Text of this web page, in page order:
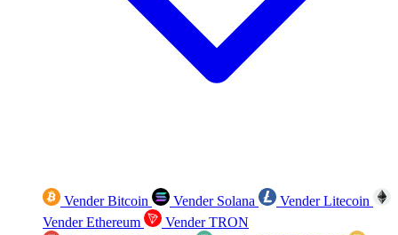
Vender Bitcoin Vender Solana
Vender Litecoin
Vender Ethereum
Vender TRON